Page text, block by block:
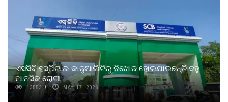
ଏସସିବି ହସ୍ପିଟାଲ କାଜୁଆଲିଟିରୁ ନିଖୋଜ ହୋଇଯାଉଛନ୍ତି ବହୁ
ମାନସିକ ରୋଗୀ
13553 MAY 17, 2026